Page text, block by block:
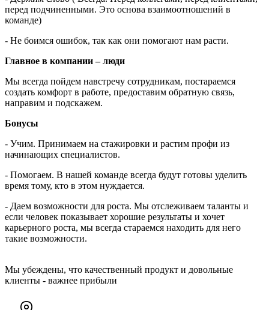
перед подчиненными. Это основа взаимоотношений в
команде)
- Не боимся ошибок, так как они помогают нам расти.
Главное в компании – люди
Мы всегда пойдем навстречу сотрудникам, постараемся
создать комфорт в работе, предоставим обратную связь,
направим и подскажем.
Бонусы
- Учим. Принимаем на стажировки и растим профи из
начинающих специалистов.
- Помогаем. В нашей команде всегда будут готовы уделить
время тому, кто в этом нуждается.
- Даем возможности для роста. Мы отслеживаем таланты и
если человек показывает хорошие результаты и хочет
карьерного роста, мы всегда стараемся находить для него
такие возможности.
Мы убеждены, что качественный продукт и довольные
клиенты - важнее прибыли